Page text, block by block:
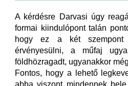
A kérdésre Darvasi úgy
formai kiindulópont talán
hogy ez a két szempont
érvényesülni, a műfaj
földhözragadt, ugyanakkor
Fontos, hogy a lehető
abba viszont mindennek